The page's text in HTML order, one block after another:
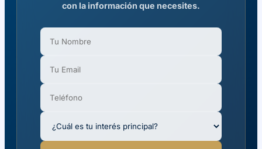
con la información que necesites.